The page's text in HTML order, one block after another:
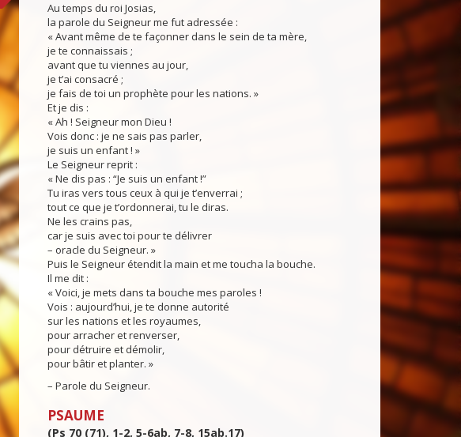
Au temps du roi Josias,
la parole du Seigneur me fut adressée :
« Avant même de te façonner dans le sein de ta mère,
je te connaissais ;
avant que tu viennes au jour,
je t’ai consacré ;
je fais de toi un prophète pour les nations. »
Et je dis :
« Ah ! Seigneur mon Dieu !
Vois donc : je ne sais pas parler,
je suis un enfant ! »
Le Seigneur reprit :
« Ne dis pas : “Je suis un enfant !”
Tu iras vers tous ceux à qui je t’enverrai ;
tout ce que je t’ordonnerai, tu le diras.
Ne les crains pas,
car je suis avec toi pour te délivrer
– oracle du Seigneur. »
Puis le Seigneur étendit la main et me toucha la bouche.
Il me dit :
« Voici, je mets dans ta bouche mes paroles !
Vois : aujourd’hui, je te donne autorité
sur les nations et les royaumes,
pour arracher et renverser,
pour détruire et démolir,
pour bâtir et planter. »
– Parole du Seigneur.
PSAUME
(Ps 70 (71), 1-2, 5-6ab, 7-8, 15ab.17)